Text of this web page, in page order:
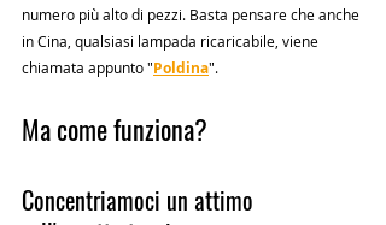
numero più alto di pezzi. Basta pensare che anche
in Cina, qualsiasi lampada ricaricabile, viene
chiamata appunto "Poldina".
Ma come funziona?
Concentriamoci un attimo